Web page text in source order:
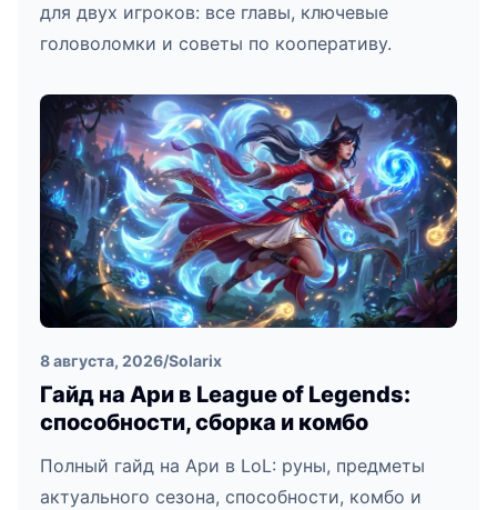
для двух игроков: все главы, ключевые
головоломки и советы по кооперативу.
8 августа, 2026/Solarix
Гайд на Ари в League of Legends:
способности, сборка и комбо
Полный гайд на Ари в LoL: руны, предметы
актуального сезона, способности, комбо и